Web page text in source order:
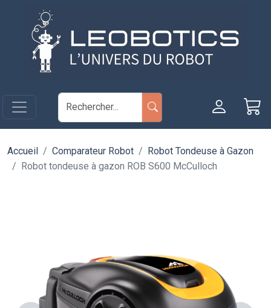
Aller au contenu principal
Accueil Comparateur Robot
Robot Tondeuse à Gazon
Robot tondeuse à gazon ROB S600 McCulloch
Panneau de gestion des cookies